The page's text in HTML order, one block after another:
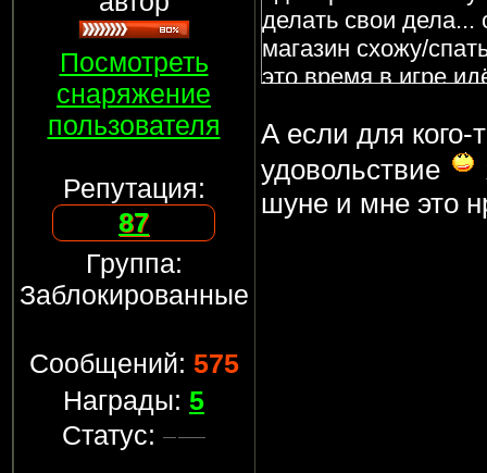
Посмотреть
снаряжение
пользователя
Репутация:
87
Группа:
Заблокированные
Сообщений: 575
Награды: 5
Статус:
делать свои дела...
магазин схожу/
это время в игре
любой кто тратит
игре, тот задрот! В
работать. Можно
удовольствия...
А если для
удовольствие
шуне и мне это